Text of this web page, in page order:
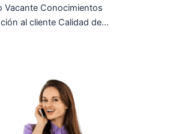
Vacante Conocimientos
al cliente Calidad de…